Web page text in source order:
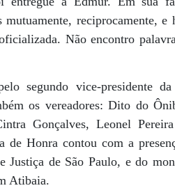
mutuamente, reciprocamente, e
Não encontro
segundo vice-presidente
os vereadores: Dito do
Gonçalves, Leonel
Honra contou com a
Justiça de São Paulo, e do
Atibaia.